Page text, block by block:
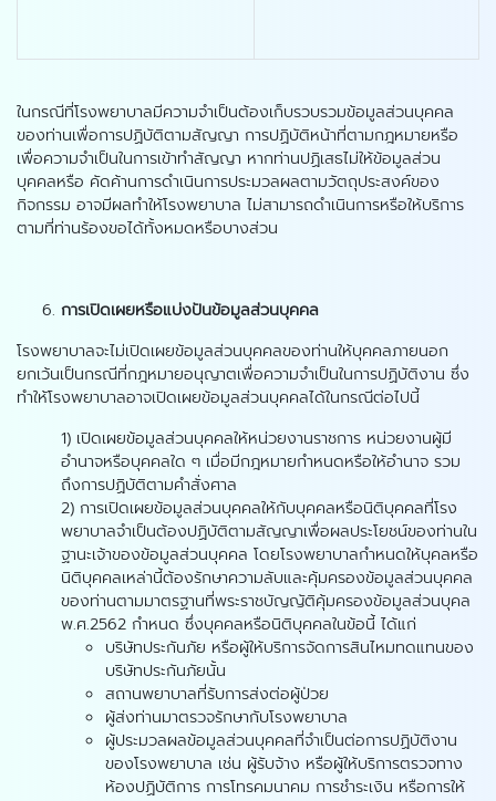
ในกรณีที่โรงพยาบาลมีความจำเป็นต้องเก็บรวบรวมข้อมูลส่วนบุคคล
ของท่านเพื่อการปฏิบัติตามสัญญา การปฏิบัติหน้าที่ตามกฎหมายหรือ
เพื่อความจำเป็นในการเข้าทำสัญญา หากท่านปฏิเสธไม่ให้ข้อมูลส่วน
บุคคลหรือ คัดค้านการดำเนินการประมวลผลตามวัตถุประสงค์ของ
กิจกรรม อาจมีผลทำให้โรงพยาบาล ไม่สามารถดำเนินการหรือให้บริการ
ตามที่ท่านร้องขอได้ทั้งหมดหรือบางส่วน
การเปิดเผยหรือแบ่งปันข้อมูลส่วนบุคคล
โรงพยาบาลจะไม่เปิดเผยข้อมูลส่วนบุคคลของท่านให้บุคคลภายนอก
ยกเว้นเป็นกรณีที่กฎหมายอนุญาตเพื่อความจำเป็นในการปฏิบัติงาน ซึ่ง
ทำให้โรงพยาบาลอาจเปิดเผยข้อมูลส่วนบุคคลได้ในกรณีต่อไปนี้
1) เปิดเผยข้อมูลส่วนบุคคลให้หน่วยงานราชการ หน่วยงานผู้มี
อำนาจหรือบุคคลใด ๆ เมื่อมีกฎหมายกำหนดหรือให้อำนาจ รวม
ถึงการปฏิบัติตามคำสั่งศาล
2) การเปิดเผยข้อมูลส่วนบุคคลให้กับบุคคลหรือนิติบุคคลที่โรง
พยาบาลจำเป็นต้องปฏิบัติตามสัญญาเพื่อผลประโยชน์ของท่านใน
ฐานะเจ้าของข้อมูลส่วนบุคคล โดยโรงพยาบาลกำหนดให้บุคลหรือ
นิติบุคคลเหล่านี้ต้องรักษาความลับและคุ้มครองข้อมูลส่วนบุคคล
ของท่านตามมาตรฐานที่พระราชบัญญัติคุ้มครองข้อมูลส่วนบุคล
พ.ศ.2562 กำหนด ซึ่งบุคคลหรือนิติบุคคลในข้อนี้ ได้แก่
บริษัทประกันภัย หรือผู้ให้บริการจัดการสินไหมทดแทนของ
บริษัทประกันภัยนั้น
สถานพยาบาลที่รับการส่งต่อผู้ป่วย
ผู้ส่งท่านมาตรวจรักษากับโรงพยาบาล
ผู้ประมวลผลข้อมูลส่วนบุคคลที่จำเป็นต่อการปฏิบัติงาน
ของโรงพยาบาล เช่น ผู้รับจ้าง หรือผู้ให้บริการตรวจทาง
ห้องปฏิบัติการ การโทรคมนาคม การชำระเงิน หรือการให้